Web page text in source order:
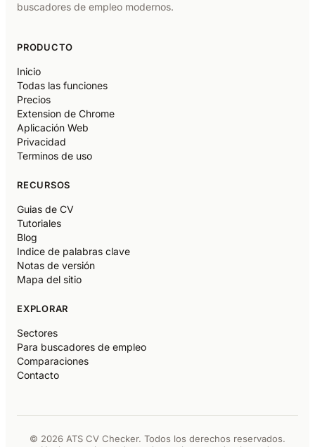
buscadores de empleo modernos.
PRODUCTO
Inicio
Todas las funciones
Precios
Extension de Chrome
Aplicación Web
Privacidad
Terminos de uso
RECURSOS
Guias de CV
Tutoriales
Blog
Indice de palabras clave
Notas de versión
Mapa del sitio
EXPLORAR
Sectores
Para buscadores de empleo
Comparaciones
Contacto
© 2026 ATS CV Checker. Todos los derechos reservados.